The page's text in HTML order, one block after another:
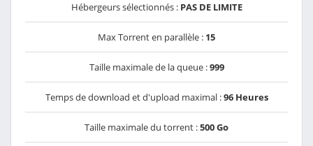
Hébergeurs sélectionnés : PAS DE LIMITE
Max Torrent en parallèle : 15
Taille maximale de la queue :999
Temps de download et d'upload maximal :96 Heures
Taille maximale du torrent :500 Go